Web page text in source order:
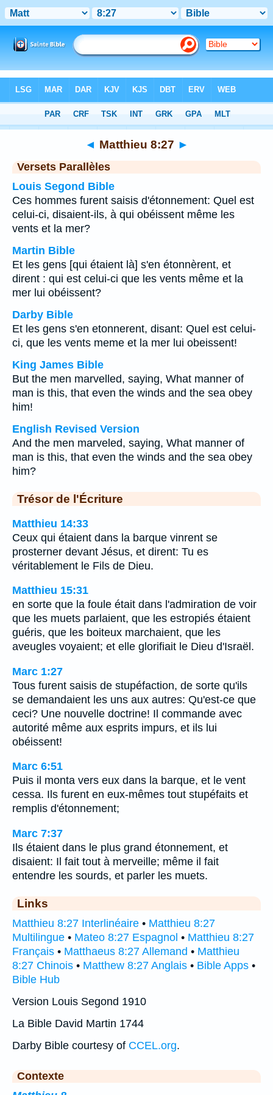
Chapitre 8 > Verset 27
◄ Matthieu 8:27 ►
Versets Parallèles
Louis Segond Bible
Ces hommes furent saisis d'étonnement: Quel est
celui-ci, disaient-ils, à qui obéissent même les
vents et la mer?
Martin Bible
Et les gens [qui étaient là] s'en étonnèrent, et
dirent : qui est celui-ci que les vents même et la
mer lui obéissent?
Darby Bible
Et les gens s'en etonnerent, disant: Quel est celui-
ci, que les vents meme et la mer lui obeissent!
King James Bible
But the men marvelled, saying, What manner of
man is this, that even the winds and the sea obey
him!
English Revised Version
And the men marveled, saying, What manner of
man is this, that even the winds and the sea obey
him?
Trésor de l'Écriture
Matthieu 14:33
Ceux qui étaient dans la barque vinrent se
prosterner devant Jésus, et dirent: Tu es
véritablement le Fils de Dieu.
Matthieu 15:31
en sorte que la foule était dans l'admiration de voir
que les muets parlaient, que les estropiés étaient
guéris, que les boiteux marchaient, que les
aveugles voyaient; et elle glorifiait le Dieu d'Israël.
Marc 1:27
Tous furent saisis de stupéfaction, de sorte qu'ils
se demandaient les uns aux autres: Qu'est-ce que
ceci? Une nouvelle doctrine! Il commande avec
autorité même aux esprits impurs, et ils lui
obéissent!
Marc 6:51
Puis il monta vers eux dans la barque, et le vent
cessa. Ils furent en eux-mêmes tout stupéfaits et
remplis d'étonnement;
Marc 7:37
Ils étaient dans le plus grand étonnement, et
disaient: Il fait tout à merveille; même il fait
entendre les sourds, et parler les muets.
Links
Matthieu 8:27 Interlinéaire • Matthieu 8:27
Multilingue • Mateo 8:27 Espagnol • Matthieu 8:27
Français • Matthaeus 8:27 Allemand • Matthieu
8:27 Chinois • Matthew 8:27 Anglais • Bible Apps •
Bible Hub
Version Louis Segond 1910
La Bible David Martin 1744
Darby Bible courtesy of CCEL.org.
Contexte